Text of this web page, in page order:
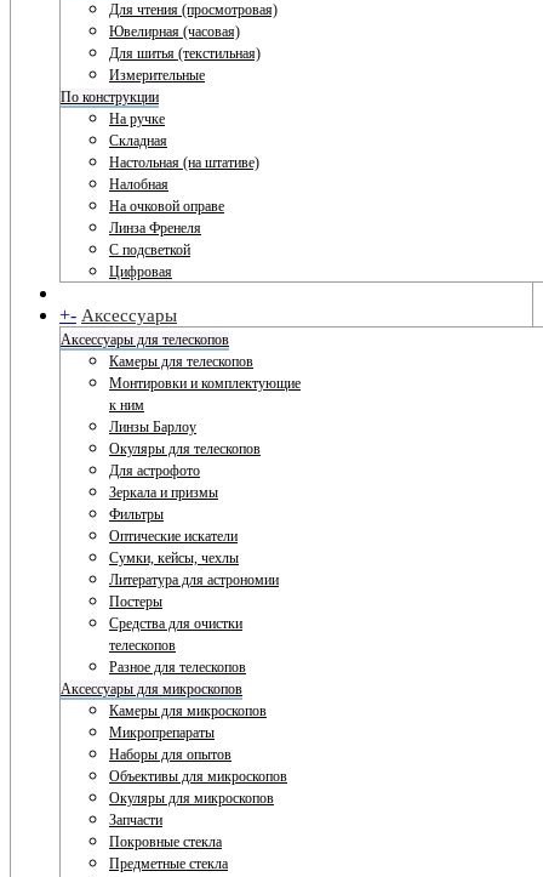
Для чтения (просмотровая)
Ювелирная (часовая)
Для шитья (текстильная)
Измерительные
По конструкции
На ручке
Складная
Настольная (на штативе)
Налобная
На очковой оправе
Линза Френеля
С подсветкой
Цифровая
+- Аксессуары
Аксессуары для телескопов
Камеры для телескопов
Монтировки и комплектующие
к ним
Линзы Барлоу
Окуляры для телескопов
Для астрофото
Зеркала и призмы
Фильтры
Оптические искатели
Сумки, кейсы, чехлы
Литература для астрономии
Постеры
Средства для очистки
телескопов
Разное для телескопов
Аксессуары для микроскопов
Камеры для микроскопов
Микропрепараты
Наборы для опытов
Объективы для микроскопов
Окуляры для микроскопов
Запчасти
Покровные стекла
Предметные стекла